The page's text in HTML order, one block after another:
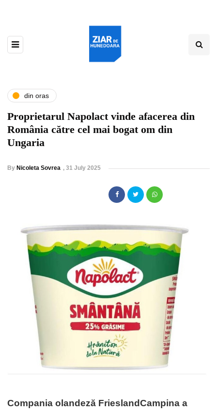
din oras
Proprietarul Napolact vinde afacerea din
România către cel mai bogat om din
Ungaria
By Nicoleta Sovrea , 31 July 2025
Compania olandeză FrieslandCampina a